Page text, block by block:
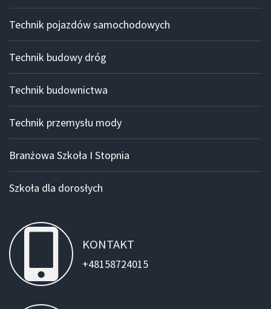
Technik pojazdów samochodowych
Technik budowy dróg
Technik budownictwa
Technik przemysłu mody
Branżowa Szkoła I Stopnia
Szkoła dla dorosłych
KONTAKT
+48158724015